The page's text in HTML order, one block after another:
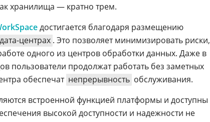
хранилища — кратно трем.
достигается благодаря размещению
дата-центрах . Это позволяет минимизировать риски,
одного из центров обработки данных. Даже в
пользователи продолжат работать без заметных
обеспечат непрерывность обслуживания.
встроенной функцией платформы и доступны
высокой доступности и надежности не